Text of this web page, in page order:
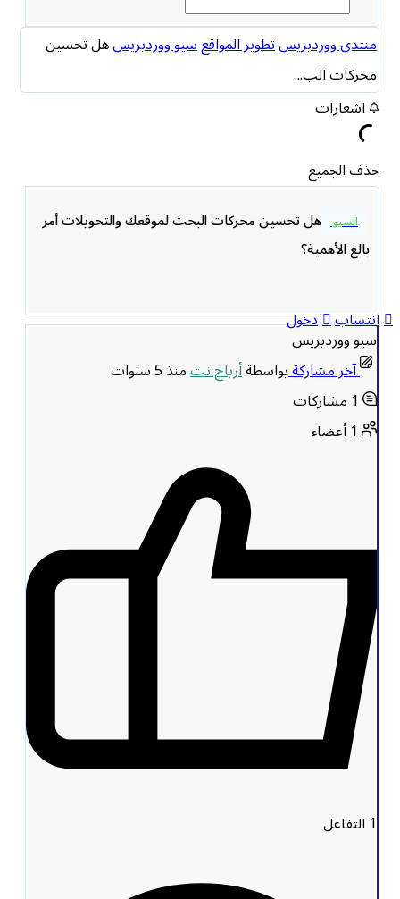
انتساب دخول
منتدى ووردبريستطوير المواقعسيو ووردبريسهل تحسين
محركات الب...
اشعارات
حذف الجميع
السيو
هل تحسين محركات البحث لموقعك والتحويلات أمر
بالغ الأهمية؟
سيو ووردبريس
آخر مشاركةبواسطةأرباح نتمنذ 5 سنوات
1 مشاركات
1 أعضاء
التفاعل